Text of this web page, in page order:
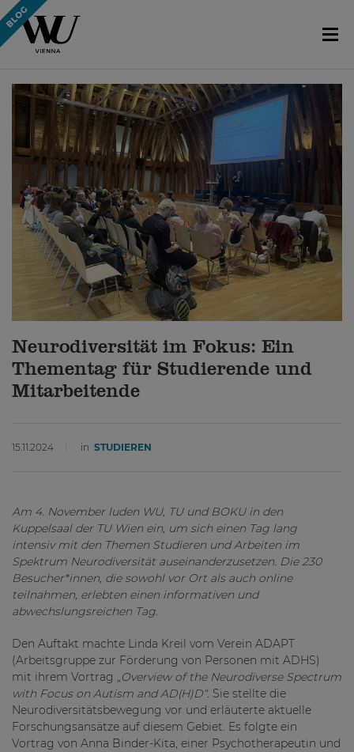
Neurodiversität im Fokus: Ein
Thementag für Studierende und
Mitarbeitende
15.11.2024 in STUDIEREN
Am 4. November luden WU, TU und BOKU in den
Kuppelsaal der TU Wien ein, um sich einen Tag lang
intensiv mit den Themen Studieren und Arbeiten im
Spektrum Neurodiversität auseinanderzusetzen. Die 230
Besucher*innen, die sowohl vor Ort als auch online
teilnahmen, erlebten einen informativen und
abwechslungsreichen Tag.
Den Auftakt machte Linda Kreil vom Verein ADAPT
(Arbeitsgruppe zur Förderung von Personen mit ADHS)
mit ihrem Vortrag „Overview of the Neurodiverse Spectrum
with Focus on Autism and AD(H)D“. Sie stellte die
Neurodiversitätsbewegung vor und erläuterte aktuelle
Forschungsansätze auf diesem Gebiet. Es folgte ein
Vortrag von Anna Binder-Kita, einer Psychotherapeutin und